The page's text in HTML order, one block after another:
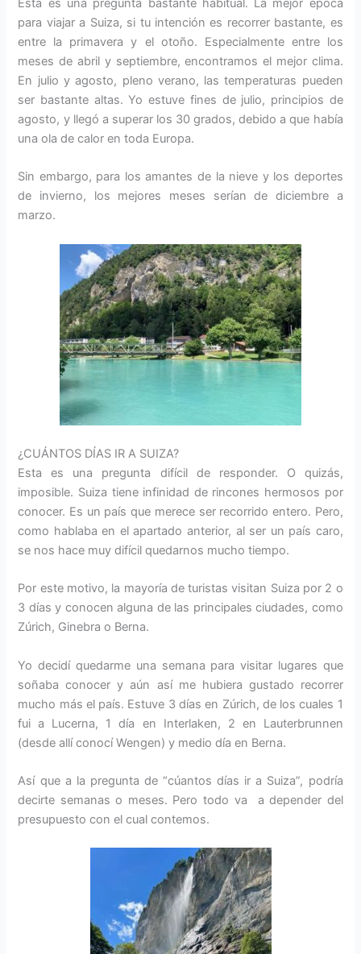
Esta es una pregunta bastante habitual. La mejor época
para viajar a Suiza, si tu intención es recorrer bastante, es
entre la primavera y el otoño. Especialmente entre los
meses de abril y septiembre, encontramos el mejor clima.
En julio y agosto, pleno verano, las temperaturas pueden
ser bastante altas. Yo estuve fines de julio, principios de
agosto, y llegó a superar los 30 grados, debido a que había
una ola de calor en toda Europa.
Sin embargo, para los amantes de la nieve y los deportes
de invierno, los mejores meses serían de diciembre a
marzo.
¿CUÁNTOS DÍAS IR A SUIZA?
Esta es una pregunta difícil de responder. O quizás,
imposible. Suiza tiene infinidad de rincones hermosos por
conocer. Es un país que merece ser recorrido entero. Pero,
como hablaba en el apartado anterior, al ser un país caro,
se nos hace muy difícil quedarnos mucho tiempo.
Por este motivo, la mayoría de turistas visitan Suiza por 2 o
3 días y conocen alguna de las principales ciudades, como
Zúrich, Ginebra o Berna.
Yo decidí quedarme una semana para visitar lugares que
soñaba conocer y aún así me hubiera gustado recorrer
mucho más el país. Estuve 3 días en Zúrich, de los cuales 1
fui a Lucerna, 1 día en Interlaken, 2 en Lauterbrunnen
(desde allí conocí Wengen) y medio día en Berna.
Así que a la pregunta de “cúantos días ir a Suiza”, podría
decirte semanas o meses. Pero todo va a depender del
presupuesto con el cual contemos.